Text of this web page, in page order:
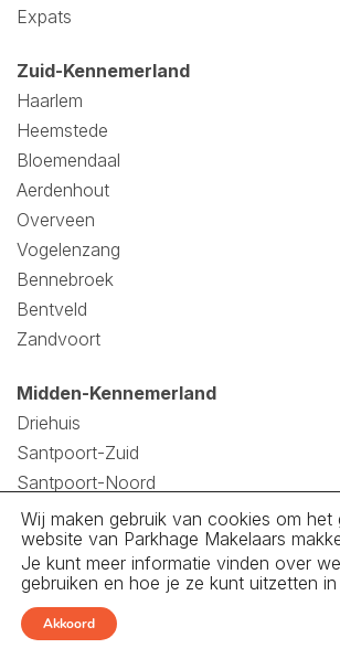
Expats
Zuid-Kennemerland
Haarlem
Heemstede
Bloemendaal
Aerdenhout
Overveen
Vogelenzang
Bennebroek
Bentveld
Zandvoort
Midden-Kennemerland
Driehuis
Santpoort-Zuid
Santpoort-Noord
Velsen
Velserbroek
Spaarndam
IJmuiden
Wij maken gebruik van cookies om het
website van Parkhage Makelaars
Je kunt meer informatie vinden over
gebruiken en hoe je ze kunt uitzetten in
Akkoord